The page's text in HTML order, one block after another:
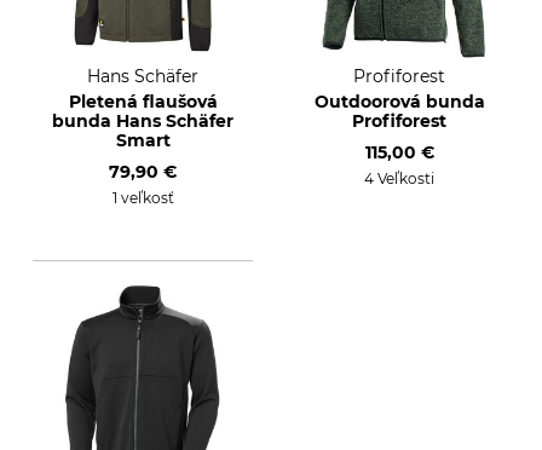
Hans Schäfer
Pletená flaušová
bunda Hans Schäfer
Smart
79,90 €
1 veľkosť
Profiforest
Outdoorová bunda
Profiforest
115,00 €
4 Veľkosti